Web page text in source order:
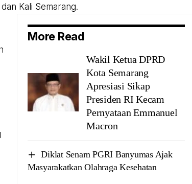
Kali Semarang.
More Read
Wakil Ketua DPRD
Kota Semarang
Apresiasi Sikap
Presiden RI Kecam
Pernyataan Emmanuel
Macron
Diklat Senam PGRI Banyumas Ajak
Masyarakatkan Olahraga Kesehatan